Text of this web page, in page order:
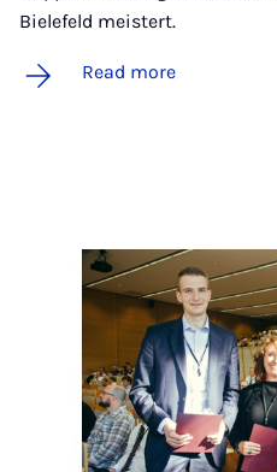
Bielefeld meistert.
Read more